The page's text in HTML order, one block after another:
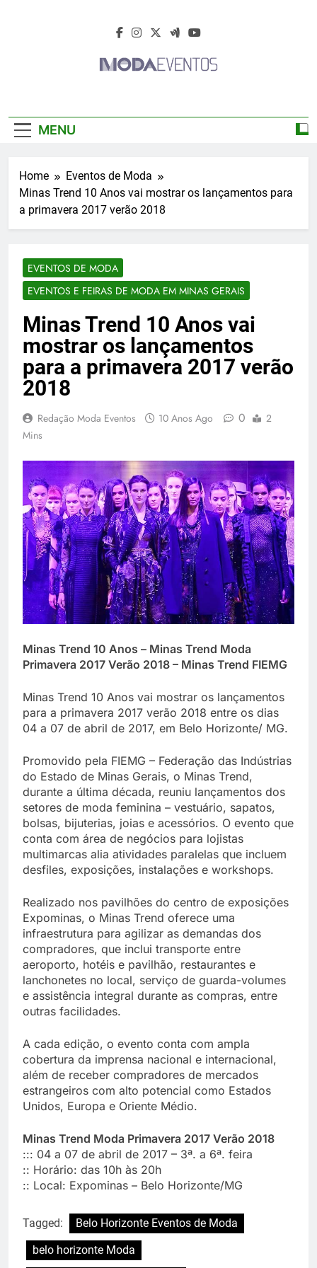
2026 – Desfiles
Feiras De Moda
2026
Feiras De Moda 2026 – Feiras De Moda No
MENU
Home
Eventos de Moda
Minas Trend 10 Anos vai mostrar os lançamentos para
a primavera 2017 verão 2018
EVENTOS DE MODA
EVENTOS E FEIRAS DE MODA EM MINAS GERAIS
Minas Trend 10 Anos vai
mostrar os lançamentos
para a primavera 2017 verão
2018
Redação Moda Eventos 10 Anos Ago 0
2
Mins
Minas Trend 10 Anos – Minas Trend Moda
Primavera 2017 Verão 2018 – Minas Trend FIEMG
Minas Trend 10 Anos vai mostrar os lançamentos
para a primavera 2017 verão 2018 entre os dias
04 a 07 de abril de 2017, em Belo Horizonte/ MG.
Promovido pela FIEMG – Federação das Indústrias
do Estado de Minas Gerais, o Minas Trend,
durante a última década, reuniu lançamentos dos
setores de moda feminina – vestuário, sapatos,
bolsas, bijuterias, joias e acessórios. O evento que
conta com área de negócios para lojistas
multimarcas alia atividades paralelas que incluem
desfiles, exposições, instalações e workshops.
Realizado nos pavilhões do centro de exposições
Expominas, o Minas Trend oferece uma
infraestrutura para agilizar as demandas dos
compradores, que inclui transporte entre
aeroporto, hotéis e pavilhão, restaurantes e
lanchonetes no local, serviço de guarda-volumes
e assistência integral durante as compras, entre
outras facilidades.
A cada edição, o evento conta com ampla
cobertura da imprensa nacional e internacional,
além de receber compradores de mercados
estrangeiros com alto potencial como Estados
Unidos, Europa e Oriente Médio.
Minas Trend Moda Primavera 2017 Verão 2018
::: 04 a 07 de abril de 2017 – 3ª. a 6ª. feira
:: Horário: das 10h às 20h
:: Local: Expominas – Belo Horizonte/MG
Tagged:
Belo Horizonte Eventos de Moda
belo horizonte Moda